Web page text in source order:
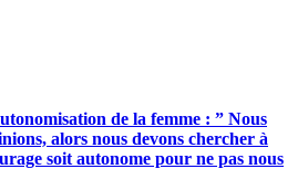
de la femme : ” Nous
alors nous devons chercher à
soit autonome pour ne pas nous